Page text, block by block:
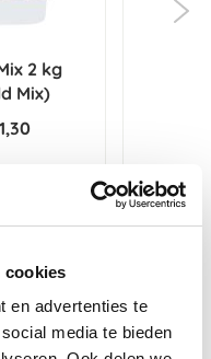
cookies
en advertenties te
media te bieden
2 kg
Mix)